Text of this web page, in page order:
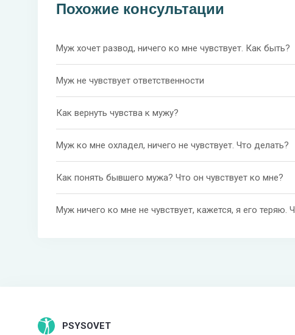
Похожие консультации
Муж хочет развод, ничего ко мне чувствует. Как быть?
Муж не чувствует ответственности
Как вернуть чувства к мужу?
Муж ко мне охладел, ничего не чувствует. Что делать?
Как понять бывшего мужа? Что он чувствует ко мне?
Муж ничего ко мне не чувствует, кажется, я его теряю.
PSYSOVET